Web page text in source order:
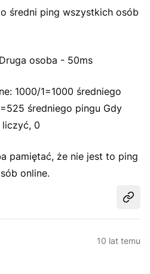
średni ping wszystkich osób
osoba - 50ms
1000/1=1000 średniego
średniego pingu Gdy
0
pamiętać, że nie jest to ping
online.
10 lat temu